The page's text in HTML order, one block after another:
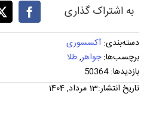
به اشتراک گذاری
دسته‌بندی:آکسسوری
برچسب‌ها:جواهر,طلا
بازدیدها: 50364
تاریخ انتشار:13 مرداد, 1404